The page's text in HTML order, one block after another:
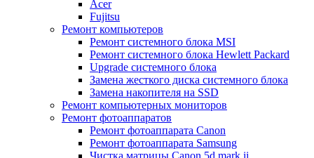
Acer
Fujitsu
Ремонт компьютеров
Ремонт системного блока MSI
Ремонт системного блока Hewlett Packard
Upgrade системного блока
Замена жесткого диска системного блока
Замена накопителя на SSD
Ремонт компьютерных мониторов
Ремонт фотоаппаратов
Ремонт фотоаппарата Canon
Ремонт фотоаппарата Samsung
Чистка матрицы Canon 5d mark ii